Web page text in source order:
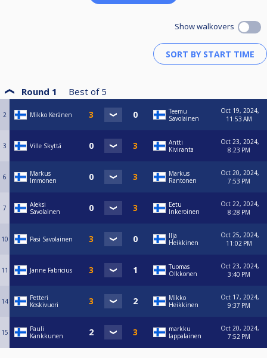
Show walkovers
Round 1 Best of 5
2 Mikko Keränen
Teemu
Savolainen
Oct 19, 2024,
11:53 AM
3 Ville Skyttä
Antti
Kiviranta
Oct 23, 2024,
8:23 PM
6
Markus
Immonen
Markus
Rantonen
Oct 20, 2024,
7:53 PM
7
Aleksi
Savolainen
Eetu
Inkeroinen
Oct 22, 2024,
8:28 PM
10 Pasi Savolainen
Ilja
Heikkinen
Oct 25, 2024,
11:02 PM
11 Janne Fabricius
Tuomas
Olkkonen
Oct 23, 2024,
3:40 PM
14
Petteri
Koskivuori
Mikko
Heikkinen
Oct 17, 2024,
9:37 PM
15
Pauli
Kankkunen
markku
lappalainen
Oct 20, 2024,
7:52 PM